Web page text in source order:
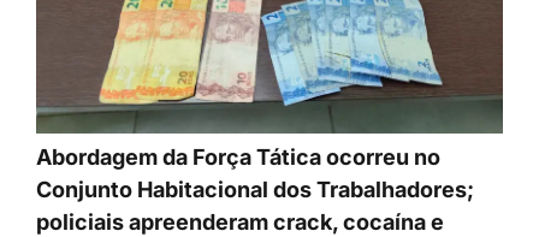
Abordagem da Força Tática ocorreu no
Conjunto Habitacional dos Trabalhadores;
policiais apreenderam crack, cocaína e